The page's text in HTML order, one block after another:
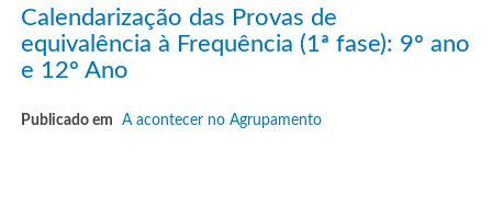
Calendarização das Provas de
equivalência à Frequência (1ª fase): 9º ano
e 12º Ano
Publicado em A acontecer no Agrupamento